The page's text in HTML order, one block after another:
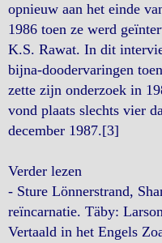
opnieuw aan het einde
1986 toen ze werd
K.S. Rawat. In dit
bijna-doodervaringen
zette zijn onderzoek in
vond plaats slechts vier
december 1987.[3]
Verder lezen
- Sture Lönnerstrand,
reïncarnatie. Täby:
Vertaald in het Engels